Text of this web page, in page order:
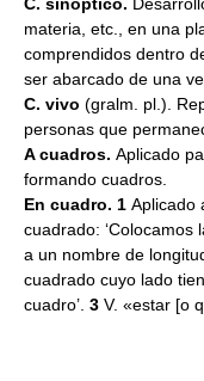
materia, etc., en una
comprendidos dentro
ser abarcado de una
C. vivo (gralm. pl.).
personas que
A cuadros. Aplicado
formando cuadros.
En cuadro. 1 Aplicado
cuadrado: ‘Colocamos
a un nombre de
cuadrado cuyo lado
cuadro’. 3 V. «estar [o